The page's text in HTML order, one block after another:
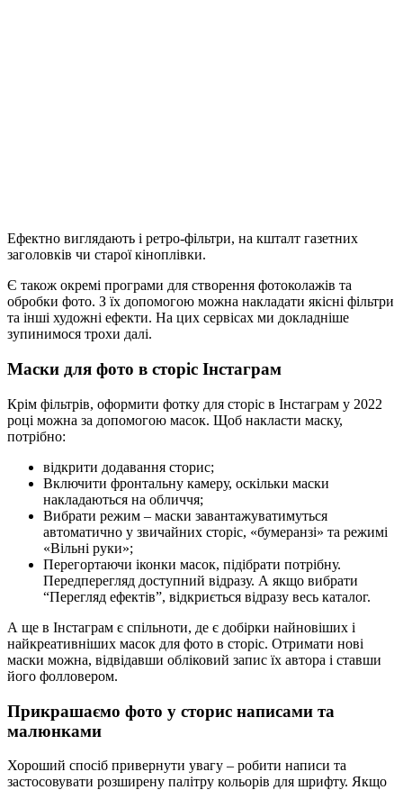
Ефектно виглядають і ретро-фільтри, на кшталт газетних
заголовків чи старої кіноплівки.
Є також окремі програми для створення фотоколажів та
обробки фото. З їх допомогою можна накладати якісні фільтри
та інші художні ефекти. На цих сервісах ми докладніше
зупинимося трохи далі.
Маски для фото в сторіс Інстаграм
Крім фільтрів, оформити фотку для сторіс в Інстаграм у 2022
році можна за допомогою масок. Щоб накласти маску,
потрібно:
відкрити додавання сторис;
Включити фронтальну камеру, оскільки маски
накладаються на обличчя;
Вибрати режим – маски завантажуватимуться
автоматично у звичайних сторіс, «бумеранзі» та режимі
«Вільні руки»;
Перегортаючи іконки масок, підібрати потрібну.
Передперегляд доступний відразу. А якщо вибрати
“Перегляд ефектів”, відкриється відразу весь каталог.
А ще в Інстаграм є спільноти, де є добірки найновіших і
найкреативніших масок для фото в сторіс. Отримати нові
маски можна, відвідавши обліковий запис їх автора і ставши
його фолловером.
Прикрашаємо фото у сторис написами та
малюнками
Хороший спосіб привернути увагу – робити написи та
застосовувати розширену палітру кольорів для шрифту. Якщо